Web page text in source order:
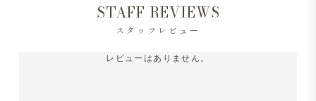
STAFF REVIEWS
スタッフレビュー
レビューはありません。